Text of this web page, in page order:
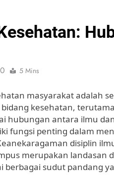
0 5 Mins
masyarakat adalah
kesehatan,
hubungan antara ilmu
fungsi penting dalam
disiplin
merupakan landasan
berbagai sudut pandang